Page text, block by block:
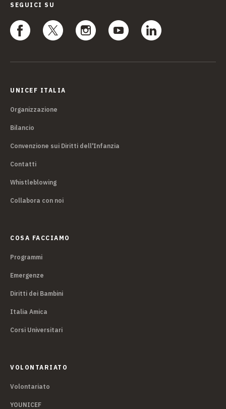
SEGUICI SU
UNICEF ITALIA
Organizzazione
Bilancio
Convenzione sui Diritti dell'Infanzia
Contatti
Whistleblowing
Collabora con noi
COSA FACCIAMO
Programmi
Emergenze
Diritti dei Bambini
Italia Amica
Corsi Universitari
VOLONTARIATO
Volontariato
YOUNICEF